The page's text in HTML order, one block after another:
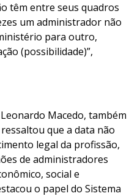
têm entre seus quadros
um administrador não
para outro,
(possibilidade)”,
Macedo, também
que a data não
legal da profissão,
de administradores
social e
o papel do Sistema